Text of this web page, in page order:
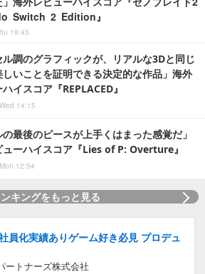
Switch 2 Edition』
19:45
ル調のグラフィックが、リアルな3Dと同じ
しいことを証明できる決定的な作品」海外
イスコア『REPLACED』
14:15
の最後のピースが上手くはまった感覚だ」
ューハイスコア『Lies of P: Overture』
12:54
キングをもっと見る
員化実績ありゲーム好き必見 プロデュ
ートナーズ株式会社